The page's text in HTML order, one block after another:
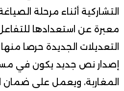
التشاركية أثناء مرحلة
معبرة عن استعدادها
التعديلات الجديدة حرصا
إصدار نص جديد يكون في
المغاربة، ويعمل على ضمان